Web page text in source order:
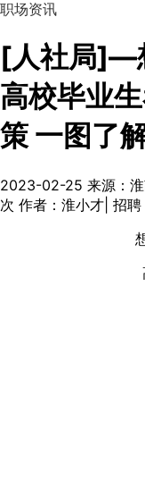
职场资讯
[人社局]—
高校毕业
策 一图了
2023-02-25 来源：
次 作者：淮小才| 招